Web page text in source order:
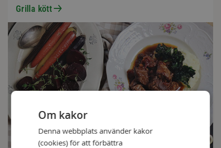
Grilla kött
Om kakor
Denna webbplats använder kakor
(cookies) för att förbättra